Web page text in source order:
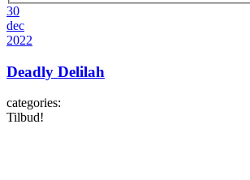
30
dec
2022
Deadly Delilah
categories:
Tilbud!